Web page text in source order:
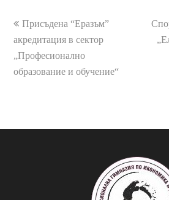
previous
post:
Присъдена “Еразъм”
акредитация в сектор
„Професионално
образование и обучение“